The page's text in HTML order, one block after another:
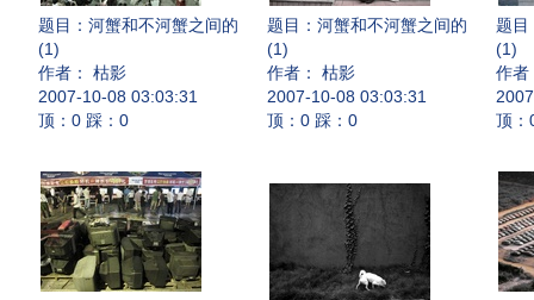
题目： 河蟹和不河蟹之间的
(1)
作者： 枯影
2007-10-08 03:03:31
顶：0 踩：0
题目： 河蟹和不河蟹之间的
(1)
作者： 枯影
2007-10-08 03:03:31
顶：0 踩：0
题目
(1)
作者
顶：